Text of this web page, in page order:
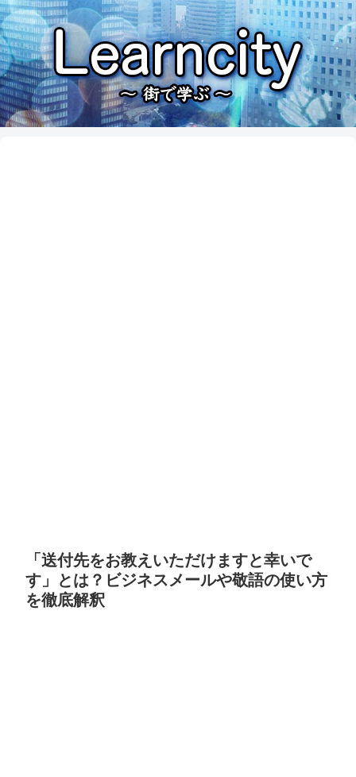
「送付先をお教えいただけますと幸いで
す」とは？ビジネスメールや敬語の使い方
を徹底解釈